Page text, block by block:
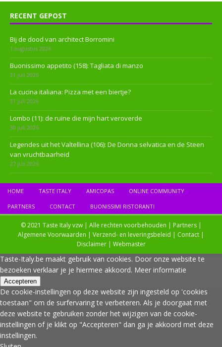
RECENT GEPOST
Bij de dood van architect Borromini
1 augustus 2026
Buonissimo appetito (158): Tagliata di manzo
31 juli 2026
La cucina italiana: Pizza met een biertje?
31 juli 2026
Lombo (11): de ruïne die mijn hart veroverde
30 juli 2026
Legendes uit het Valtellina (106): De Donna selvatica en de Steen
van vruchtbaarheid
27 juli 2026
HOME TASTE ITALY AMICOPAS ONLINE COMMUNITY
PARTNERS CONTACT BUONISSIMI RISTORANTI
© 2021 Taste Italy vzw | Alle rechten voorbehouden | Partners|
Algemene Voorwaarden | Verzend- en leveringsbeleid | Contact |
Disclaimer| Webmaster
Taste-Italy.be maakt gebruik van cookies. Door onze website te
bezoeken verklaar je je hiermee akkoord. Meer informatie
Accepteren
De cookie-instellingen op deze website zijn ingesteld op 'cookies
toestaan" om de surfervaring te verbeteren. Als je doorgaat met
deze website te gebruiken zonder het wijzigen van de cookie-
instellingen of je klikt op "Accepteren" dan ga je akkoord met deze
instellingen.